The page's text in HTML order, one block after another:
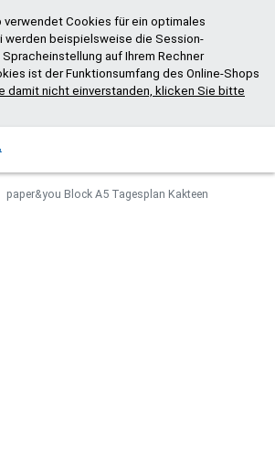
verwendet Cookies für ein optimales
werden beispielsweise die Session-
auf Ihrem Rechner
ist der Funktionsumfang des Online-Shops
damit nicht einverstanden, klicken Sie bitte
paper&you Block A5 Tagesplan Kakteen